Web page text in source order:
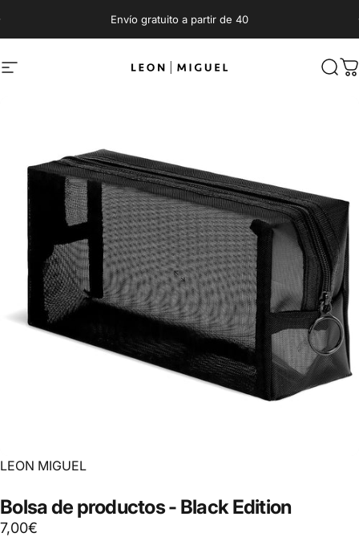
Envío gratuito a partir de 40
Navegación por la páginaLEON MIGUEL
LEON MIGUEL
Bolsade productos- BlackEdition
7,00€